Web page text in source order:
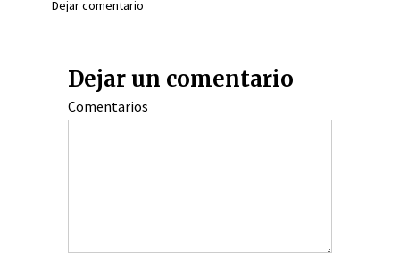
Dejar comentario
Dejar un comentario
Comentarios